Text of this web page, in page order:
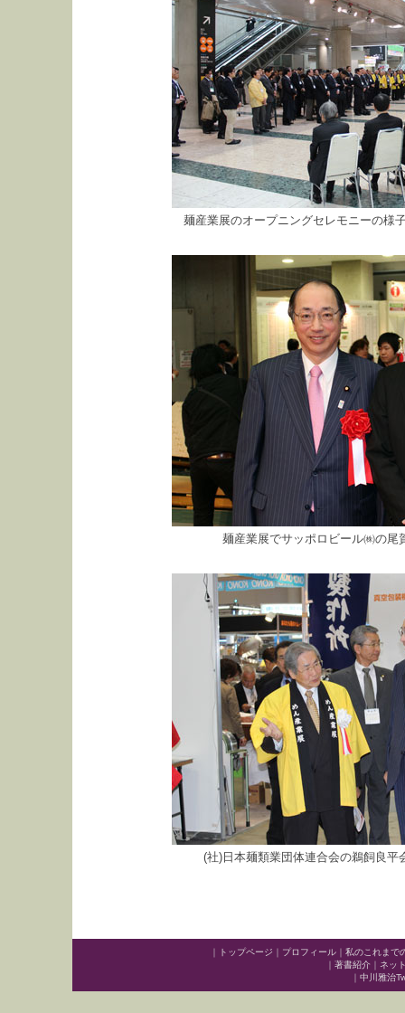
麺産業展のオープニングセレモニーの様
麺産業展でサッポロビール㈱の尾
(社)日本麺類業団体連合会の鵜飼良平
｜ トップページ ｜ プロフィール ｜ 私のこれまで
｜ 著書紹介 ｜ ネッ
｜ 中川雅治